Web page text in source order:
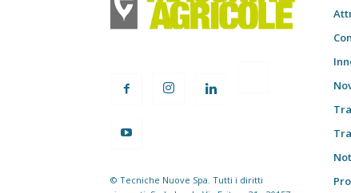
© Tecniche Nuove Spa. Tutti i diritti